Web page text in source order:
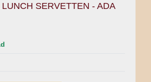
SERVETTEN - ADA